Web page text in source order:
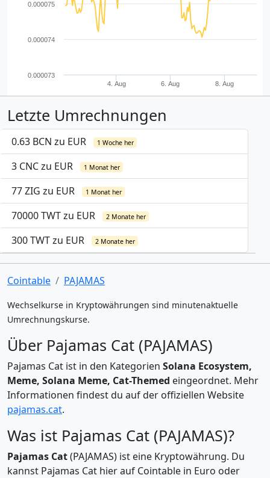
4. Aug 6. Aug 8. Aug
0.000073
0.000074
0.000075
Letzte Umrechnungen
0.63 BCN zu EUR 1 Woche her
3 CNC zu EUR 1 Monat her
77 ZIG zu EUR 1 Monat her
70000 TWT zu EUR 2 Monate her
300 TWT zu EUR 2 Monate her
Cointable PAJAMAS
Wechselkurse in Kryptowährungen sind minutenaktuelle
Umrechnungskurse.
Über Pajamas Cat (PAJAMAS)
Pajamas Cat ist in den Kategorien Solana Ecosystem,
Meme, Solana Meme, Cat-Themed eingeordnet. Mehr
Informationen findest du auf der offiziellen Website
pajamas.cat.
Was ist Pajamas Cat (PAJAMAS)?
Pajamas Cat(PAJAMAS) ist eine Kryptowährung. Du
kannst Pajamas Cat hier auf Cointable in Euro oder